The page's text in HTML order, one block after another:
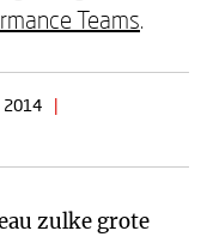
Teams.
2014
|
zulke grote